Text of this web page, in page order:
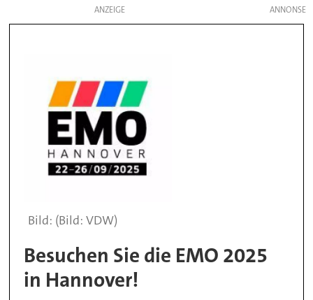
ANZEIGE
(Bild: VDW)
Besuchen Sie die EMO 2025
in Hannover!